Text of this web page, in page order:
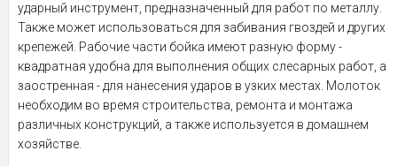
ударный инструмент, предназначенный для работ по металлу.
Также может использоваться для забивания гвоздей и других
крепежей. Рабочие части бойка имеют разную форму -
квадратная удобна для выполнения общих слесарных работ, а
заостренная - для нанесения ударов в узких местах. Молоток
необходим во время строительства, ремонта и монтажа
различных конструкций, а также используется в домашнем
хозяйстве.